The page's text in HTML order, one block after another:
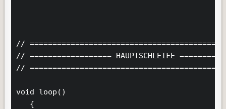
//
// ================== HAUPTSCHLEIFE
//
void loop()
   {